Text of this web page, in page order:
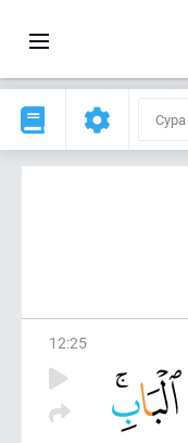
Сура
12:25